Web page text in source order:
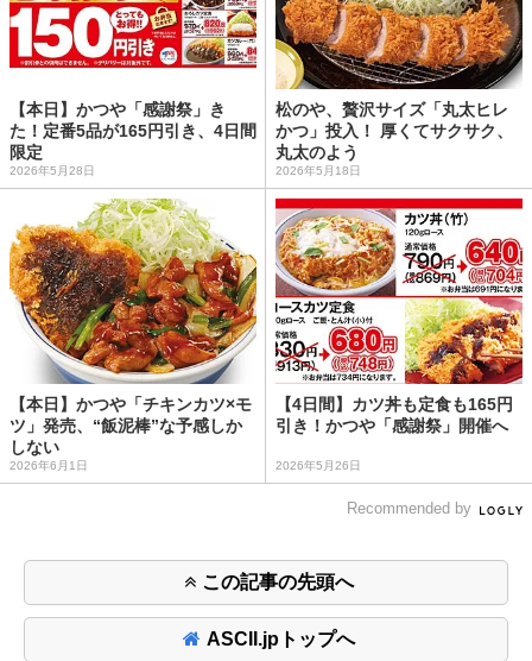
【本日】かつや「感謝祭」き
た！定番5品が165円引き、4日間
限定
2026年5月28日
松のや、贅沢サイズ「丸太ヒレ
かつ」投入！ 厚くてサクサク、
丸太のよう
2026年5月18日
【本日】かつや「チキンカツ×モ
ツ」発売、“飯泥棒”な予感しか
しない
2026年6月1日
【4日間】カツ丼も定食も165円
引き！かつや「感謝祭」開催へ
2026年5月26日
Recommended by
この記事の先頭へ
ASCII.jpトップへ